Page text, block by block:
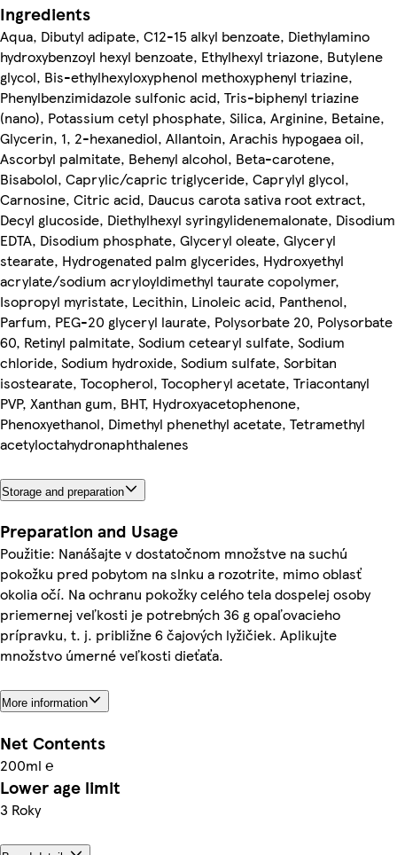
Ingredients
Aqua, Dibutyl adipate, C12-15 alkyl benzoate, Diethylamino
hydroxybenzoyl hexyl benzoate, Ethylhexyl triazone, Butylene
glycol, Bis-ethylhexyloxyphenol methoxyphenyl triazine,
Phenylbenzimidazole sulfonic acid, Tris-biphenyl triazine
(nano), Potassium cetyl phosphate, Silica, Arginine, Betaine,
Glycerin, 1, 2-hexanediol, Allantoin, Arachis hypogaea oil,
Ascorbyl palmitate, Behenyl alcohol, Beta-carotene,
Bisabolol, Caprylic/capric triglyceride, Caprylyl glycol,
Carnosine, Citric acid, Daucus carota sativa root extract,
Decyl glucoside, Diethylhexyl syringylidenemalonate, Disodium
EDTA, Disodium phosphate, Glyceryl oleate, Glyceryl
stearate, Hydrogenated palm glycerides, Hydroxyethyl
acrylate/sodium acryloyldimethyl taurate copolymer,
Isopropyl myristate, Lecithin, Linoleic acid, Panthenol,
Parfum, PEG-20 glyceryl laurate, Polysorbate 20, Polysorbate
60, Retinyl palmitate, Sodium cetearyl sulfate, Sodium
chloride, Sodium hydroxide, Sodium sulfate, Sorbitan
isostearate, Tocopherol, Tocopheryl acetate, Triacontanyl
PVP, Xanthan gum, BHT, Hydroxyacetophenone,
Phenoxyethanol, Dimethyl phenethyl acetate, Tetramethyl
acetyloctahydronaphthalenes
Storage and preparation
Preparation and Usage
Použitie: Nanášajte v dostatočnom množstve na suchú
pokožku pred pobytom na slnku a rozotrite, mimo oblasť
okolia očí. Na ochranu pokožky celého tela dospelej osoby
priemernej veľkosti je potrebných 36 g opaľovacieho
prípravku, t. j. približne 6 čajových lyžičiek. Aplikujte
množstvo úmerné veľkosti dieťaťa.
More information
Net Contents
200ml ℮
Lower age limit
3 Roky